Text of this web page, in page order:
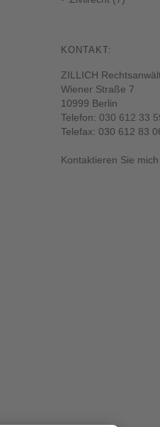
KONTAKT:
ZILLICH
Wiener Straße 7
10999 Berlin
Telefon: 030 612 33
Telefax: 030 612 83
Kontaktieren Sie